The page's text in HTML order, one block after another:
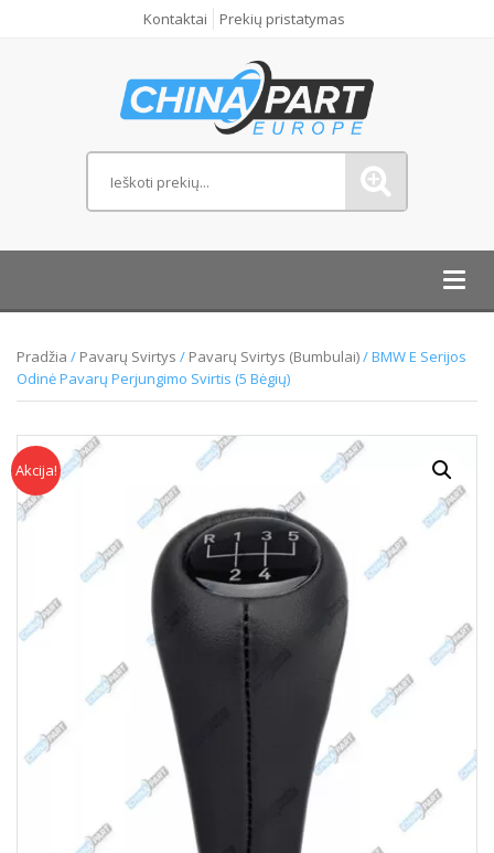
Kontaktai Prekių pristatymas
Pradžia / Pavarų Svirtys / Pavarų Svirtys (bumbulai)/ BMW E Serijos
Odinė Pavarų Perjungimo Svirtis (5 Bėgių)
Akcija!